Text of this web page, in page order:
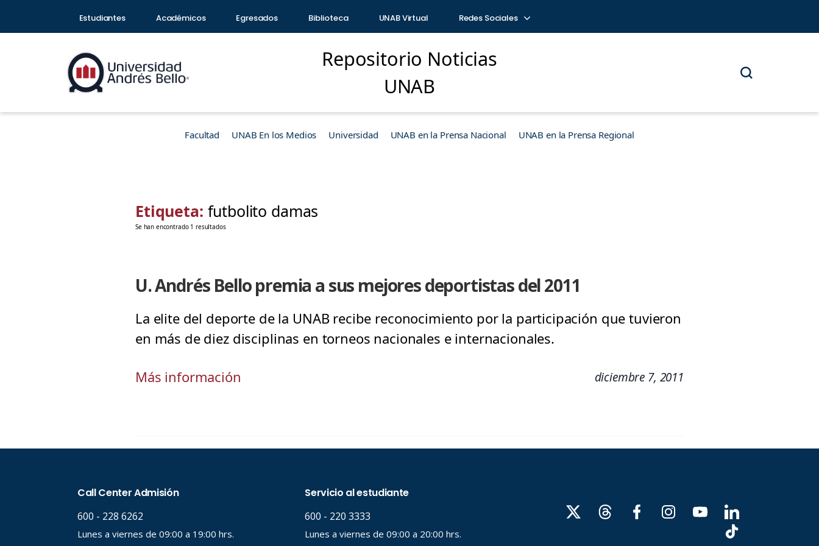
Estudiantes Académicos Egresados Biblioteca UNAB Virtual Redes Sociales
Repositorio Noticias
UNAB
Facultad UNAB En los Medios Universidad UNAB en la Prensa Nacional UNAB en la Prensa Regional
Etiqueta: futbolito damas
Se han encontrado 1 resultados
U. Andrés Bello premia a sus mejores deportistas del 2011
La elite del deporte de la UNAB recibe reconocimiento por la participación que tuvieron
en más de diez disciplinas en torneos nacionales e internacionales.
Más información diciembre 7, 2011